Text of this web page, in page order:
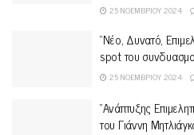
25 ΝΟΕΜΒΡΊΟΥ 2024
“Νέο, Δυνατό,
spot του
25 ΝΟΕΜΒΡΊΟΥ 2024
“Aνάπτυξης
του Γιάννη